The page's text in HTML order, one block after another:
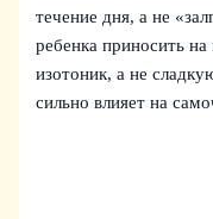
течение дня, а не
ребенка приносить
изотоник, а не
сильно влияет на